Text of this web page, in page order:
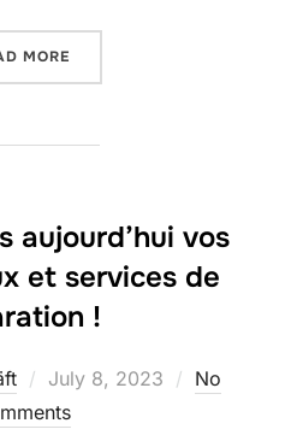
MORE
aujourd’hui vos
et services de
!
Posted
on
July 8, 2023
No